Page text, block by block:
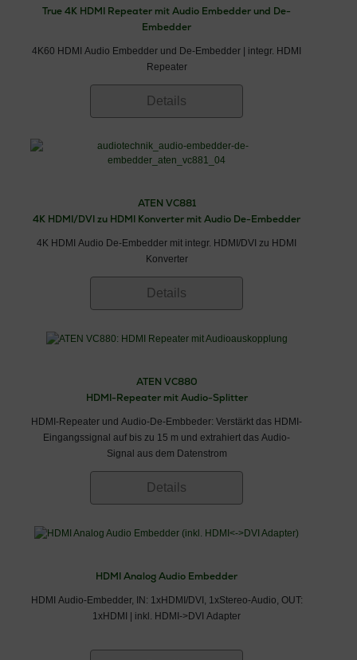
True 4K HDMI Repeater mit Audio Embedder und De-
Embedder
4K60 HDMI Audio Embedder und De-Embedder | integr. HDMI
Repeater
Details
ATEN VC881
4K HDMI/DVI zu HDMI Konverter mit Audio De-Embedder
4K HDMI Audio De-Embedder mit integr. HDMI/DVI zu HDMI
Konverter
Details
ATEN VC880
HDMI-Repeater mit Audio-Splitter
HDMI-Repeater und Audio-De-Embbeder: Verstärkt das HDMI-
Eingangssignal auf bis zu 15 m und extrahiert das Audio-
Signal aus dem Datenstrom
Details
HDMI Analog Audio Embedder
HDMI Audio-Embedder, IN: 1xHDMI/DVI, 1xStereo-Audio, OUT:
1xHDMI | inkl. HDMI->DVI Adapter